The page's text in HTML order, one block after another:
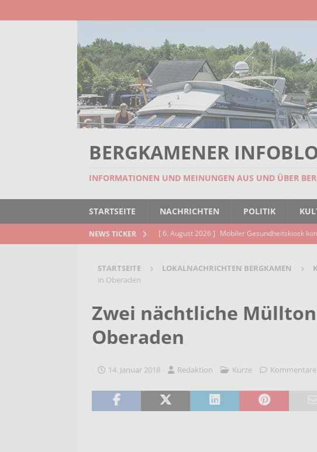
BERGKAMENER
INFORMATIONEN UND MEINUNGEN AUS UND ÜBER
STARTSEITE NACHRICHTEN POLITIK
NEWS TICKER [ 6. August 2026 ] Mobiler Gesundheitskiosk
[ 6. August 2026 ] Wenn Worte Funken
[ 6. August 2026 ] Bürgerreise 2026 nach
AKTUELLES
AKTUELLES
STARTSEITE LOKALNACHRICHTEN BERGKAMEN
in Oberaden
Zwei nächtliche
Oberaden
14. Januar 2018 Redaktion Kurze